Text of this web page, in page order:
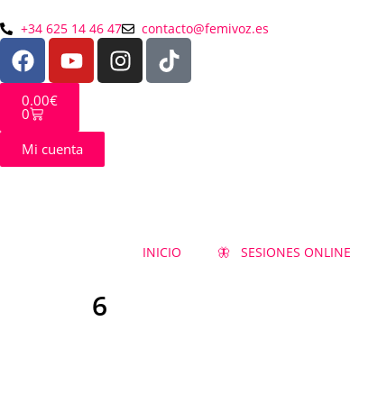
+34 625 14 46 47 contacto@femivoz.es
0.00€
0
Mi cuenta
INICIO 🦋 SESIONES ONLINE
6